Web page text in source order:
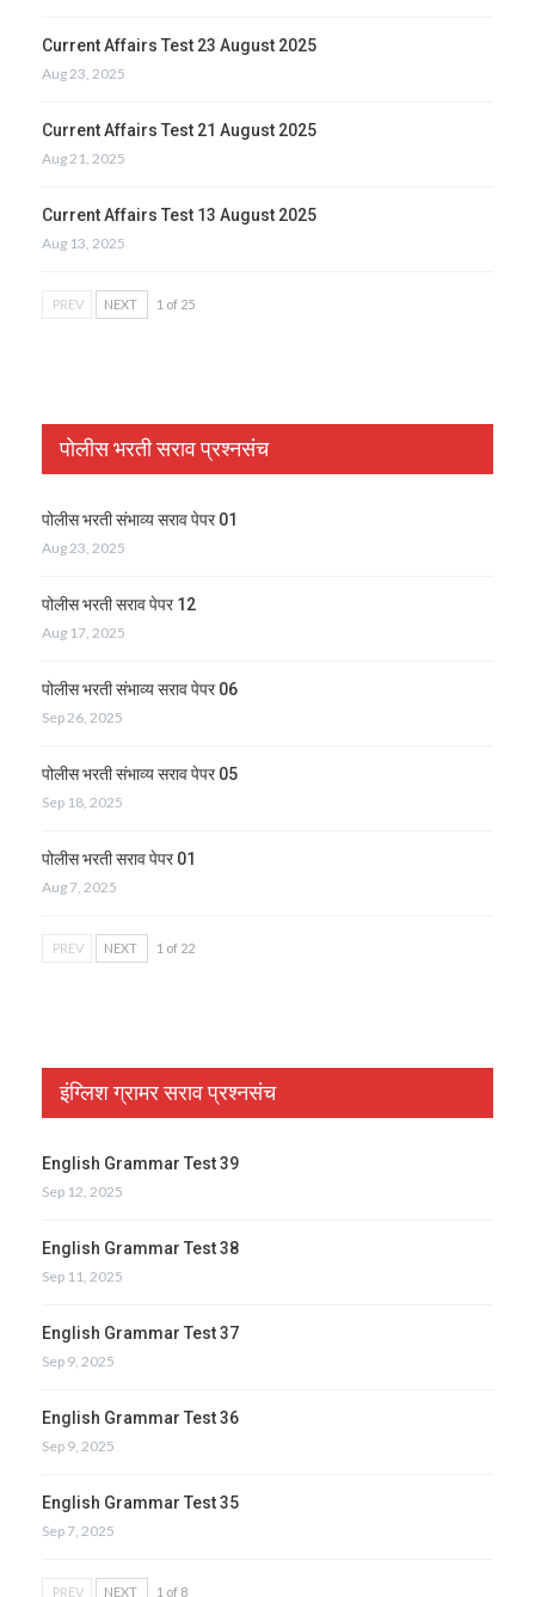
Current Affairs Test 23 August 2025
Aug 23, 2025
Current Affairs Test 21 August 2025
Aug 21, 2025
Current Affairs Test 13 August 2025
Aug 13, 2025
PREV NEXT 1 of 25
पोलीस भरती सराव प्रश्नसंच
पोलीस भरती संभाव्य सराव पेपर 01
Aug 23, 2025
पोलीस भरती सराव पेपर 12
Aug 17, 2025
पोलीस भरती संभाव्य सराव पेपर 06
Sep 26, 2025
पोलीस भरती संभाव्य सराव पेपर 05
Sep 18, 2025
पोलीस भरती सराव पेपर 01
Aug 7, 2025
PREV NEXT 1 of 22
इंग्लिश ग्रामर सराव प्रश्नसंच
English Grammar Test 39
Sep 12, 2025
English Grammar Test 38
Sep 11, 2025
English Grammar Test 37
Sep 9, 2025
English Grammar Test 36
Sep 9, 2025
English Grammar Test 35
Sep 7, 2025
PREV NEXT 1 of 8